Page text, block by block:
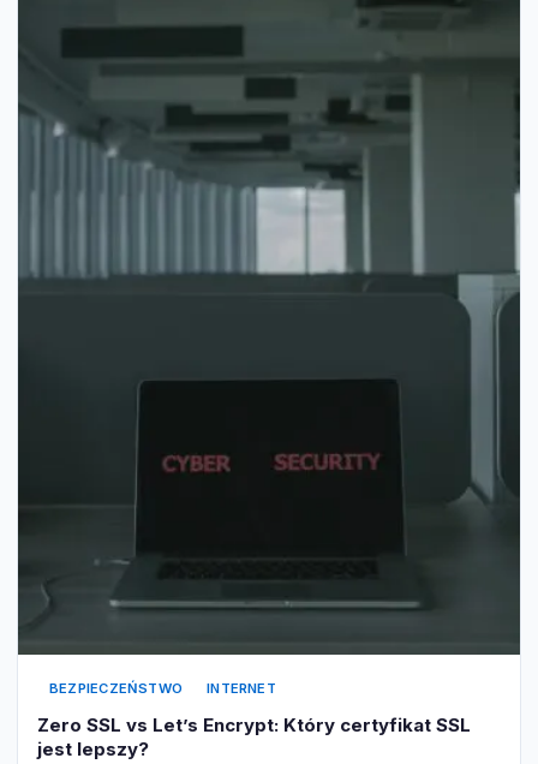
BEZPIECZEŃSTWO INTERNET
Zero SSL vs Let’s Encrypt: Który certyfikat SSL
jest lepszy?